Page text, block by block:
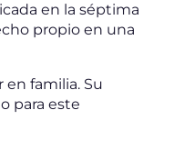
en la séptima
propio en una
en familia. Su
para este